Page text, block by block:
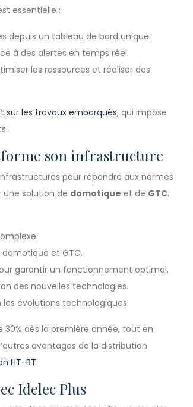
essentielle :
depuis un tableau de bord unique.
à des alertes en temps réel.
les ressources et réaliser des
sur les travaux embarqués, qui impose
son infrastructure
pour répondre aux normes
solution de domotique et de GTC.
et GTC.
garantir un fonctionnement optimal.
des nouvelles technologies.
évolutions technologiques.
dès la première année, tout en
avantages de la distribution
HT-BT.
Idelec Plus